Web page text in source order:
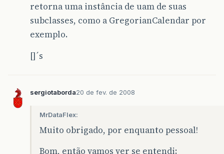
retorna uma instância de uam de suas
subclasses, como a GregorianCalendar por
exemplo.
[]´s
sergiotaborda20 de fev. de 2008
MrDataFlex:
Muito obrigado, por enquanto pessoal!
Bom, então vamos ver se entendi: